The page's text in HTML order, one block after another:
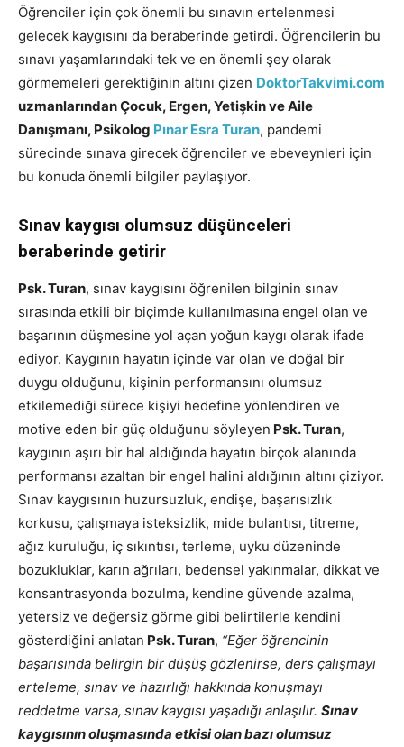
Öğrenciler için çok önemli bu sınavın ertelenmesi
gelecek kaygısını da beraberinde getirdi. Öğrencilerin bu
sınavı yaşamlarındaki tek ve en önemli şey olarak
görmemeleri gerektiğinin altını çizen DoktorTakvimi.com
uzmanlarından Çocuk, Ergen, Yetişkin ve Aile
Danışmanı, Psikolog Pınar Esra Turan, pandemi
sürecinde sınava girecek öğrenciler ve ebeveynleri için
bu konuda önemli bilgiler paylaşıyor.
Sınav kaygısı olumsuz düşünceleri
beraberinde getirir
Psk. Turan, sınav kaygısını öğrenilen bilginin sınav
sırasında etkili bir biçimde kullanılmasına engel olan ve
başarının düşmesine yol açan yoğun kaygı olarak ifade
ediyor. Kaygının hayatın içinde var olan ve doğal bir
duygu olduğunu, kişinin performansını olumsuz
etkilemediği sürece kişiyi hedefine yönlendiren ve
motive eden bir güç olduğunu söyleyen Psk. Turan,
kaygının aşırı bir hal aldığında hayatın birçok alanında
performansı azaltan bir engel halini aldığının altını çiziyor.
Sınav kaygısının huzursuzluk, endişe, başarısızlık
korkusu, çalışmaya isteksizlik, mide bulantısı, titreme,
ağız kuruluğu, iç sıkıntısı, terleme, uyku düzeninde
bozukluklar, karın ağrıları, bedensel yakınmalar, dikkat ve
konsantrasyonda bozulma, kendine güvende azalma,
yetersiz ve değersiz görme gibi belirtilerle kendini
gösterdiğini anlatan Psk. Turan, “Eğer öğrencinin
başarısında belirgin bir düşüş gözlenirse, ders çalışmayı
erteleme, sınav ve hazırlığı hakkında konuşmayı
reddetme varsa, sınav kaygısı yaşadığı anlaşılır. Sınav
kaygısının oluşmasında etkisi olan bazı olumsuz